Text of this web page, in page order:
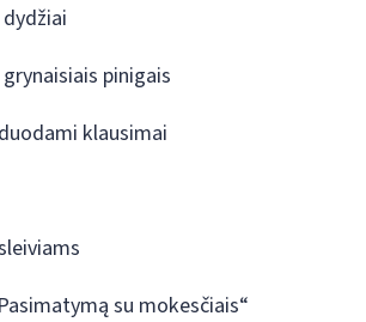
pinigais
klausimai
su mokesčiais“